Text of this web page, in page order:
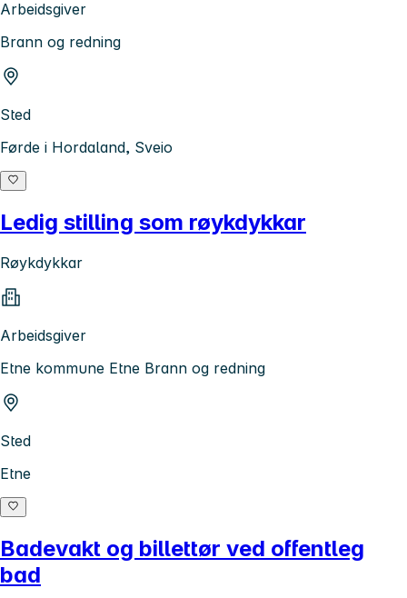
Arbeidsgiver
Brann og redning
Sted
Førde i Hordaland, Sveio
Ledig stilling som røykdykkar
Røykdykkar
Arbeidsgiver
Etne kommune Etne Brann og redning
Sted
Etne
Badevakt og billettør ved offentleg
bad